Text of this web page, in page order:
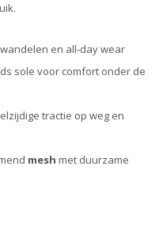
en all‑day wear
sole voor comfort onder de
tractie op weg en
mesh met duurzame